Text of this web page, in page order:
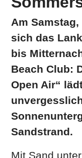
Am
sich das
bis
Beach Club:
Open Air“
Sandstrand.
Mit Sand